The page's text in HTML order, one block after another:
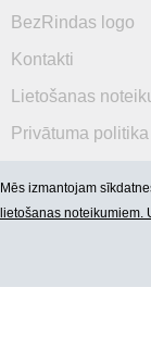
BezRindas logo
Kontakti
Lietošanas
Privātuma politika
Mēs izmantojam
lietošanas noteikumiem.